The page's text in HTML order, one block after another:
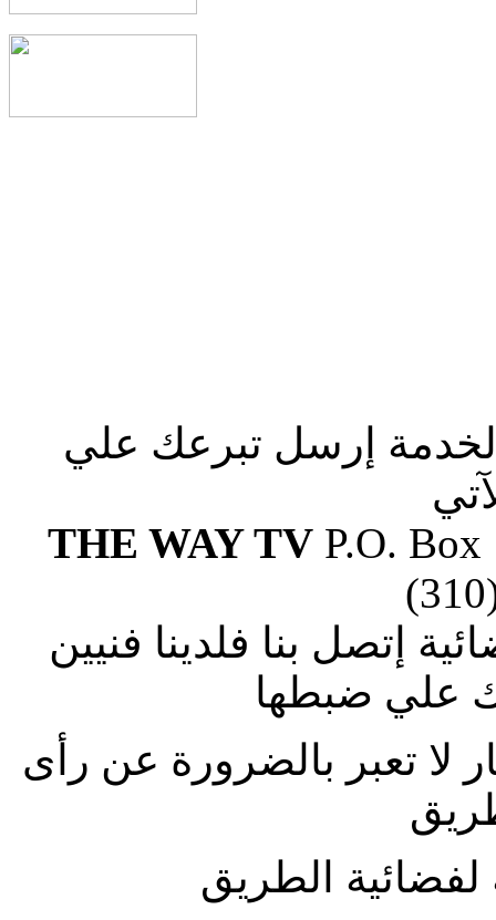
إرسل تبرعك علي
THE WAY TVP.O. Box
إتصل بنا فلدينا فنيين
علي ضبطها
لا تعبر بالضرورة عن رأى
الطريق